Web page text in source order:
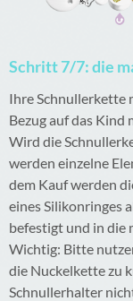
Schritt 7/7: die
Ihre Schnullerkette
Bezug auf das Kind
Wird die
werden einzelne
dem Kauf werden
eines Silikonringes
befestigt und in die
Wichtig: Bitte
die Nuckelkette zu
Schnullerhalter